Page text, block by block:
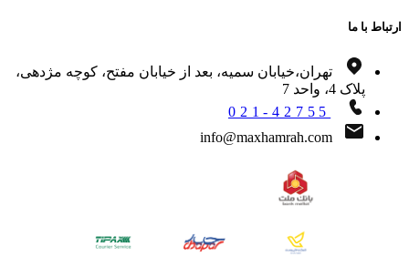
با ما
تهران،خیابان سمیه، بعد از خیابان مفتح، کوچه مژدهی،
پلاک 4، واحد 7
021-42755
info@maxhamrah.com